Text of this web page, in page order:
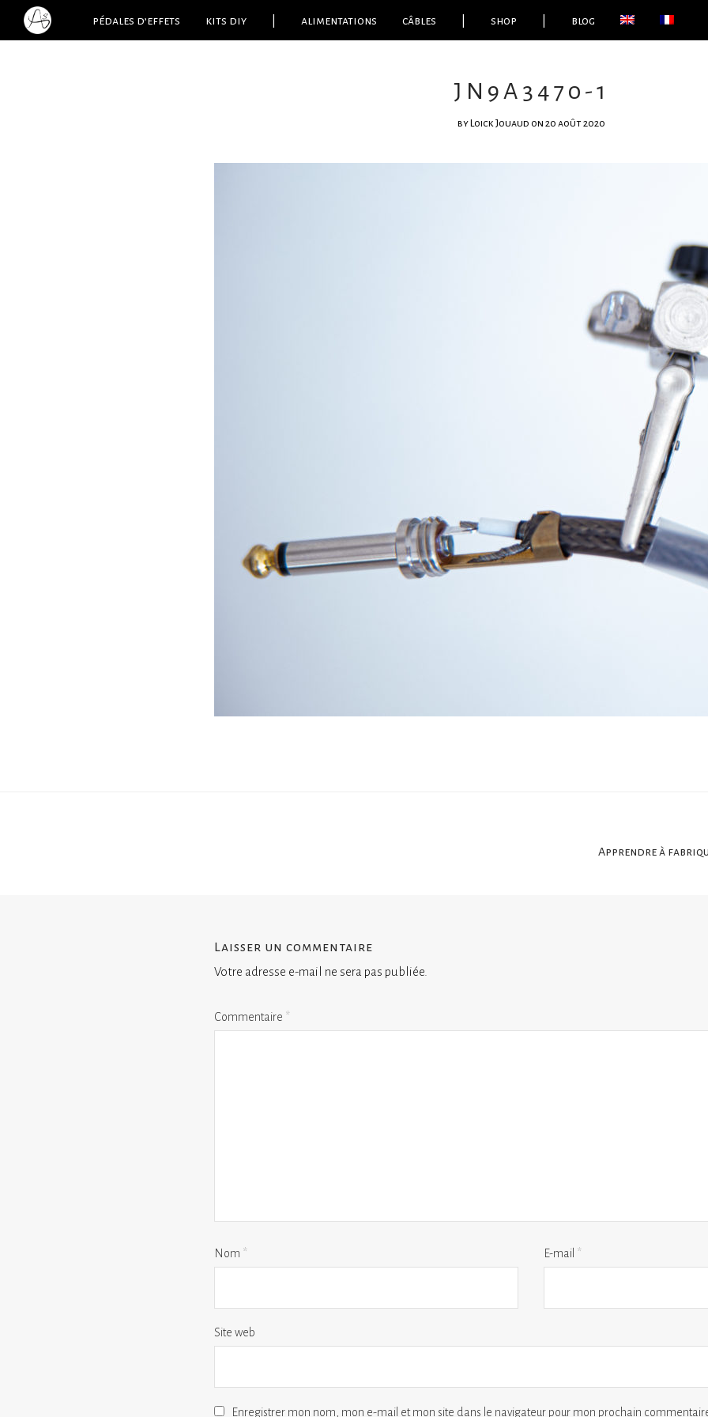
pédales d’effets kits diy alimentations câbles shop blog
JN9A3470-1
by Loick Jouaud on 20 août 2020
Apprendre à
Laisser un commentaire
Votre adresse e-mail ne sera pas publiée.
Commentaire *
Nom * E-mail *
Site web
Enregistrer mon nom, mon e-mail et mon site dans le navigateur pour mon prochain